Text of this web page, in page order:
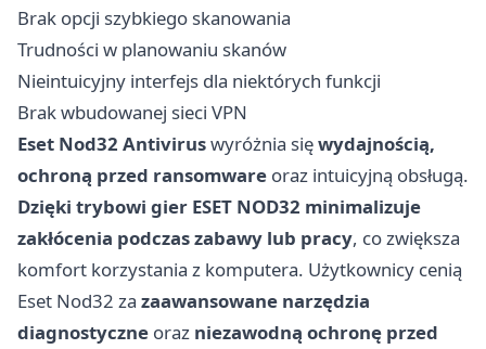
Brak opcji szybkiego skanowania
Trudności w planowaniu skanów
Nieintuicyjny interfejs dla niektórych funkcji
Brak wbudowanej sieci VPN
Eset Nod32 Antiviruswyróżnia sięwydajnością,
ochroną przed ransomware oraz intuicyjną obsługą.
Dzięki trybowi gier ESET NOD32 minimalizuje
zakłócenia podczas zabawy lub pracy, co zwiększa
komfort korzystania z komputera. Użytkownicy cenią
Eset Nod32 za zaawansowane narzędzia
diagnostyczne oraz niezawodną ochronę przed